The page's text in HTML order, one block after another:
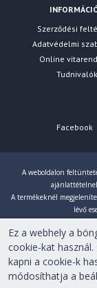
Szerződési
Adatvédelmi
Online
Tudnivalók
Facebook
A weboldalon
A termékeknél
lévő
Eltérés esetén a gyártó
Copyright © 2007-2026
fenntartva!
Ez a webhely a
cookie-kat
kapni a cookie-k
módosíthatja a